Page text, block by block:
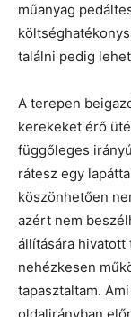
műanyag
találni pedig
A terepen
kerekeket érő
függőleges
rátesz egy
köszönhetően
azért nem
állítására
nehézkesen
tapasztaltam.